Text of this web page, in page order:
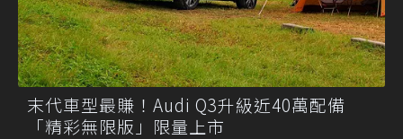
末代車型最賺！Audi Q3升級近40萬配備
「精彩無限版」限量上市